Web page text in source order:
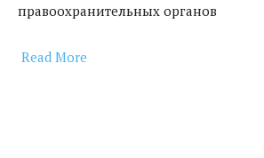
правоохранительных органов
Read More